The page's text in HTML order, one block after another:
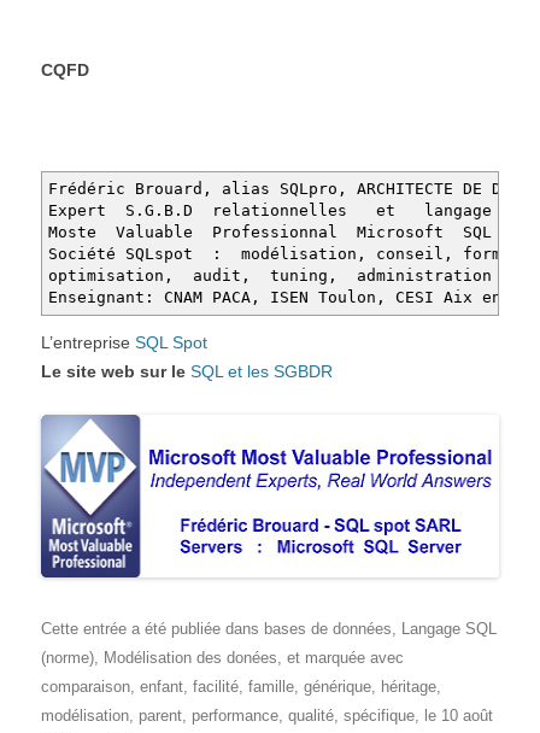
CQFD
Frédéric Brouard, alias SQLpro, ARCHITECTE DE
Expert S.G.B.D relationnelles et langage
Moste Valuable Professionnal Microsoft SQL
Société SQLspot : modélisation, conseil,
optimisation, audit, tuning, administration
Enseignant: CNAM PACA, ISEN Toulon, CESI Aix en
L’entreprise SQL Spot
Le site web sur le SQL et les SGBDR
Cette entrée a été publiée dans bases de données, Langage SQL
(norme), Modélisation des donées, et marquée avec
comparaison, enfant, facilité, famille, générique, héritage,
modélisation, parent, performance, qualité, spécifique, le 10 août